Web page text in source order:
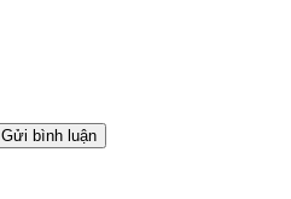
Gửi bình luận